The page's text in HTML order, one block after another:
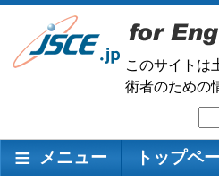
メ
ン
このサイトは
術者のための
索
メインナビゲーション
メニュー トップペ